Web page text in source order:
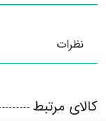
نظرات
کالای مرتبط